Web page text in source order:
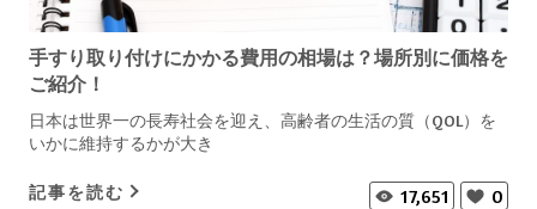
手すり取り付けにかかる費用の相場は？場所別に価格を
ご紹介！
日本は世界一の長寿社会を迎え、高齢者の生活の質（QOL）を
いかに維持するかが大き
記事を読む 17,651 0